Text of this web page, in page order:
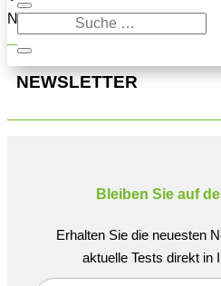
Navigation oben, um den Beitrag
NEWSLETTER
Bleiben Sie auf
Erhalten Sie die neuesten
aktuelle Tests direkt in